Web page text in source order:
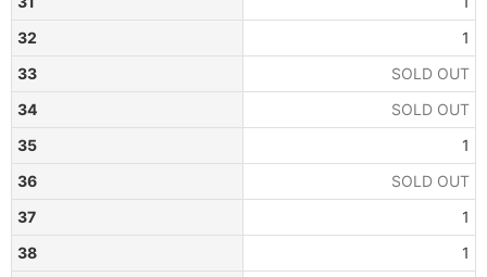
32
1
33
SOLD OUT
34
SOLD OUT
35
1
36
SOLD OUT
37
1
38
1